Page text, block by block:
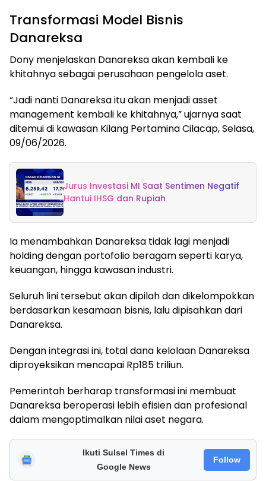
Transformasi Model Bisnis
Danareksa
Dony menjelaskan Danareksa akan kembali ke
khitahnya sebagai perusahaan pengelola aset.
“Jadi nanti Danareksa itu akan menjadi asset
management kembali ke khitahnya,” ujarnya saat
ditemui di kawasan Kilang Pertamina Cilacap, Selasa,
09/06/2026.
Jurus Investasi MI Saat Sentimen Negatif
Hantui IHSG dan Rupiah
Ia menambahkan Danareksa tidak lagi menjadi
holding dengan portofolio beragam seperti karya,
keuangan, hingga kawasan industri.
Seluruh lini tersebut akan dipilah dan dikelompokkan
berdasarkan kesamaan bisnis, lalu dipisahkan dari
Danareksa.
Dengan integrasi ini, total dana kelolaan Danareksa
diproyeksikan mencapai Rp185 triliun.
Pemerintah berharap transformasi ini membuat
Danareksa beroperasi lebih efisien dan profesional
dalam mengoptimalkan nilai aset negara.
Ikuti Sulsel Times di
Google News
Follow